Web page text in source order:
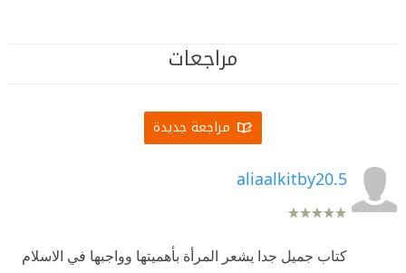
مراجعات
مراجعة جديدة
aliaalkitby20.5
كتاب جميل جدا يشعر المرأة بأهميتها وواجبها في الاسلام